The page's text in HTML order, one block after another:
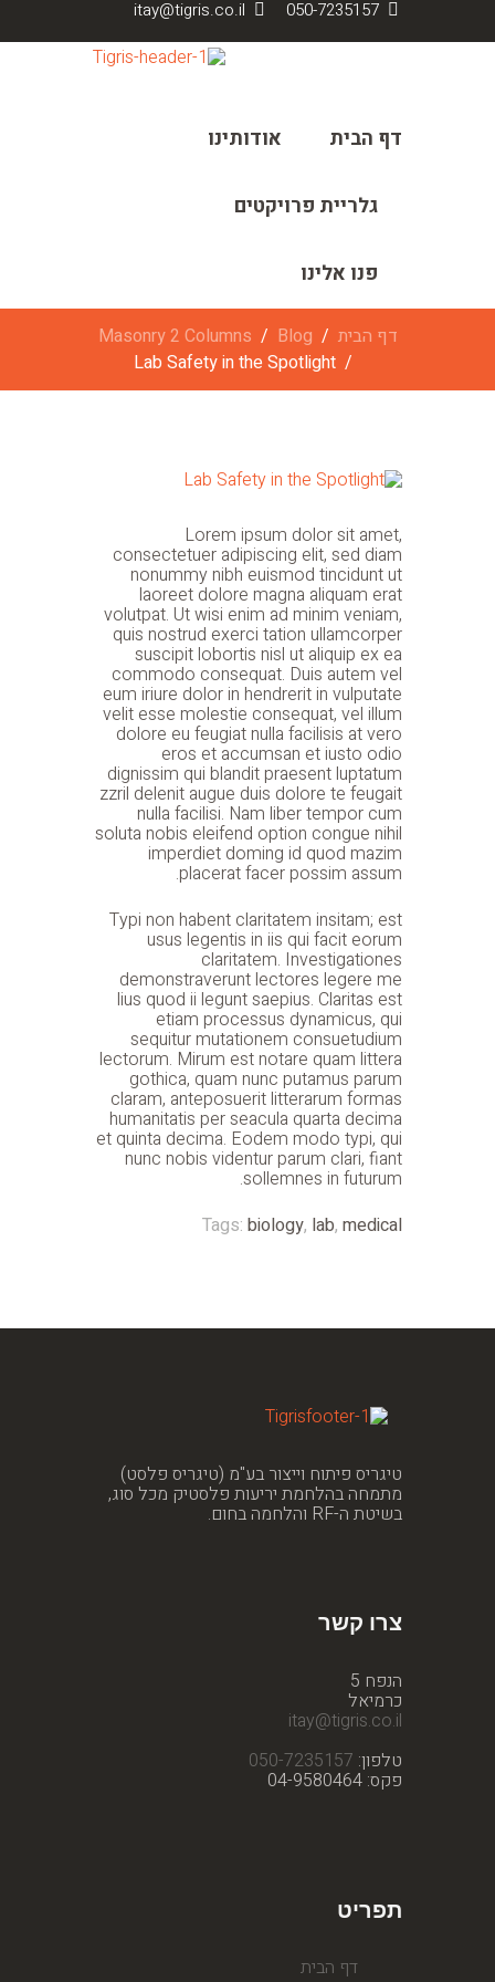
050-7235157
itay@tigris.co.il
דף הבית אודותינו
גלריית פרויקטים
פנו אלינו
דף הבית Blog
Masonry 2 Columns
Lab Safety in the Spotlight
Lorem ipsum dolor sit amet,
consectetuer adipiscing elit, sed diam
nonummy nibh euismod tincidunt ut
laoreet dolore magna aliquam erat
volutpat. Ut wisi enim ad minim veniam,
quis nostrud exerci tation ullamcorper
suscipit lobortis nisl ut aliquip ex ea
commodo consequat. Duis autem vel
eum iriure dolor in hendrerit in vulputate
velit esse molestie consequat, vel illum
dolore eu feugiat nulla facilisis at vero
eros et accumsan et iusto odio
dignissim qui blandit praesent luptatum
zzril delenit augue duis dolore te feugait
nulla facilisi. Nam liber tempor cum
soluta nobis eleifend option congue nihil
imperdiet doming id quod mazim
placerat facer possim assum.
Typi non habent claritatem insitam; est
usus legentis in iis qui facit eorum
claritatem. Investigationes
demonstraverunt lectores legere me
lius quod ii legunt saepius. Claritas est
etiam processus dynamicus, qui
sequitur mutationem consuetudium
lectorum. Mirum est notare quam littera
gothica, quam nunc putamus parum
claram, anteposuerit litterarum formas
humanitatis per seacula quarta decima
et quinta decima. Eodem modo typi, qui
nunc nobis videntur parum clari, fiant
sollemnes in futurum.
Tags: biology, lab, medical
טיגריס פיתוח וייצור בע"מ (טיגריס פלסט)
מתמחה בהלחמת יריעות פלסטיק מכל סוג,
בשיטת ה-RF והלחמה בחום.
צרו קשר
הנפח 5
כרמיאל
itay@tigris.co.il
טלפון: 050-7235157
פקס: 04-9580464
תפריט
דף הבית